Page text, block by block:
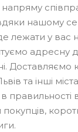
напряму
нашому
лежати у вас
адресну
Доставляємо
та інші
правильності